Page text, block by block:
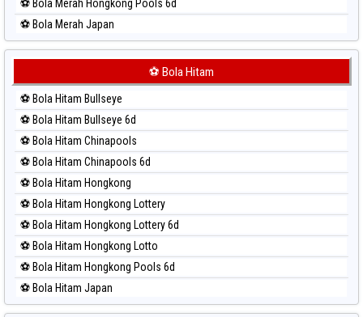
⚽ Bola Merah Hongkong Pools 6d
⚽ Bola Merah Japan
⚽ Bola Merah Japan 6d
⚽ Bola Merah Kuda Lari
⚽ Bola Merah Magnum Cambodia
⚽ Bola Merah Nagoya
⚽ Bola Merah North Carolina Day
⚽ Bola Merah Pcso
⚽ Bola Merah Sao Paulo
⚽ Bola Merah Singapore
⚽ Bola Merah Sydney
⚽ Bola Merah Sydney Lottery
⚽ Bola Merah Sydney Lottery 6d
⚽ Bola Merah Sydney Lotto
⚽ Bola Hitam
⚽ Bola Hitam Bullseye
⚽ Bola Hitam Bullseye 6d
⚽ Bola Hitam Chinapools
⚽ Bola Hitam Chinapools 6d
⚽ Bola Hitam Hongkong
⚽ Bola Hitam Hongkong Lottery
⚽ Bola Hitam Hongkong Lottery 6d
⚽ Bola Hitam Hongkong Lotto
⚽ Bola Hitam Hongkong Pools 6d
⚽ Bola Hitam Japan
⚽ Bola Hitam Japan 6d